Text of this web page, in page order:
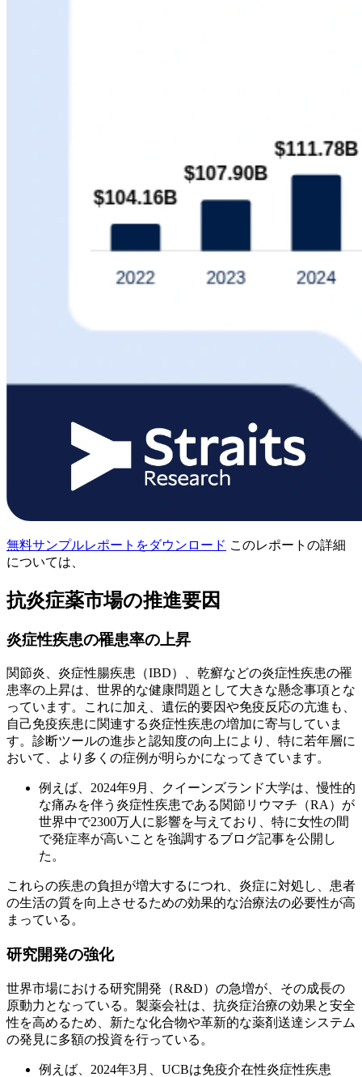
無料サンプルレポートをダウンロード このレポートの詳細
については、
抗炎症薬市場の推進要因
炎症性疾患の罹患率の上昇
関節炎、炎症性腸疾患（IBD）、乾癬などの炎症性疾患の罹
患率の上昇は、世界的な健康問題として大きな懸念事項とな
っています。これに加え、遺伝的要因や免疫反応の亢進も、
自己免疫疾患に関連する炎症性疾患の増加に寄与していま
す。診断ツールの進歩と認知度の向上により、特に若年層に
おいて、より多くの症例が明らかになってきています。
例えば、2024年9月、クイーンズランド大学は、慢性的
な痛みを伴う炎症性疾患である関節リウマチ（RA）が
世界中で2300万人に影響を与えており、特に女性の間
で発症率が高いことを強調するブログ記事を公開し
た。
これらの疾患の負担が増大するにつれ、炎症に対処し、患者
の生活の質を向上させるための効果的な治療法の必要性が高
まっている。
研究開発の強化
世界市場における研究開発（R&D）の急増が、その成長の
原動力となっている。製薬会社は、抗炎症治療の効果と安全
性を高めるため、新たな化合物や革新的な薬剤送達システム
の発見に多額の投資を行っている。
例えば、2024年3月、UCBは免疫介在性炎症性疾患